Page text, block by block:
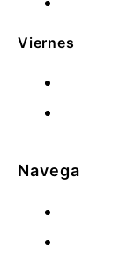
Viernes
Navega